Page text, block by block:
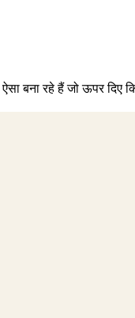
बना रहे हैं जो ऊपर दिए